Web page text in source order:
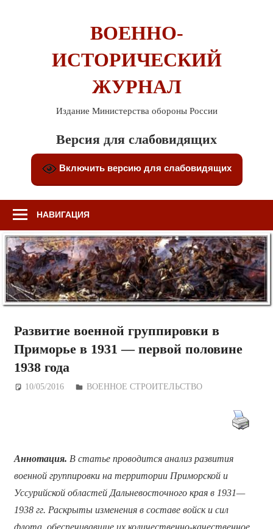
ВОЕННО-
ИСТОРИЧЕСКИЙ
ЖУРНАЛ
Издание Министерства обороны России
Версия для слабовидящих
Включить версию для слабовидящих
НАВИГАЦИЯ
Развитие военной группировки в
Приморье в 1931 — первой половине
1938 года
10/05/2016 Дежурный по Редакции
ВОЕННОЕ СТРОИТЕЛЬСТВО
Аннотация. В статье проводится анализ развития
военной группировки на территории Приморской и
Уссурийской областей Дальневосточного края в 1931—
1938 гг. Раскрыты изменения в составе войск и сил